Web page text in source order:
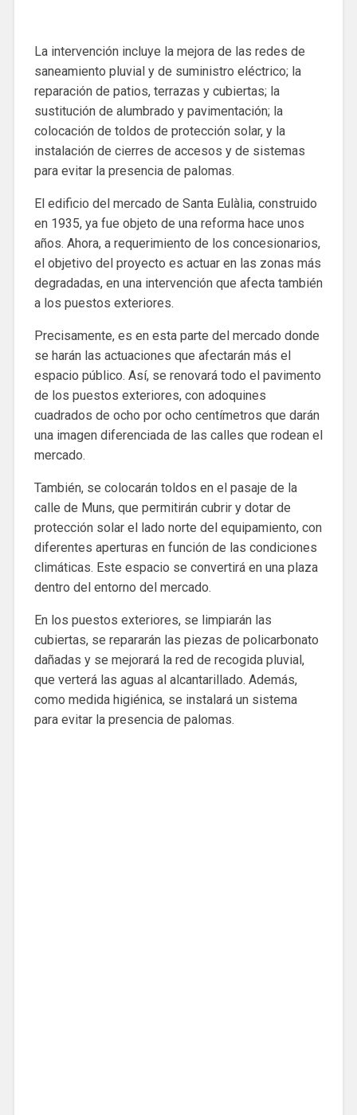
La intervención incluye la mejora de las redes de
saneamiento pluvial y de suministro eléctrico; la
reparación de patios, terrazas y cubiertas; la
sustitución de alumbrado y pavimentación; la
colocación de toldos de protección solar, y la
instalación de cierres de accesos y de sistemas
para evitar la presencia de palomas.
El edificio del mercado de Santa Eulàlia, construido
en 1935, ya fue objeto de una reforma hace unos
años. Ahora, a requerimiento de los concesionarios,
el objetivo del proyecto es actuar en las zonas más
degradadas, en una intervención que afecta también
a los puestos exteriores.
Precisamente, es en esta parte del mercado donde
se harán las actuaciones que afectarán más el
espacio público. Así, se renovará todo el pavimento
de los puestos exteriores, con adoquines
cuadrados de ocho por ocho centímetros que darán
una imagen diferenciada de las calles que rodean el
mercado.
También, se colocarán toldos en el pasaje de la
calle de Muns, que permitirán cubrir y dotar de
protección solar el lado norte del equipamiento, con
diferentes aperturas en función de las condiciones
climáticas. Este espacio se convertirá en una plaza
dentro del entorno del mercado.
En los puestos exteriores, se limpiarán las
cubiertas, se repararán las piezas de policarbonato
dañadas y se mejorará la red de recogida pluvial,
que verterá las aguas al alcantarillado. Además,
como medida higiénica, se instalará un sistema
para evitar la presencia de palomas.